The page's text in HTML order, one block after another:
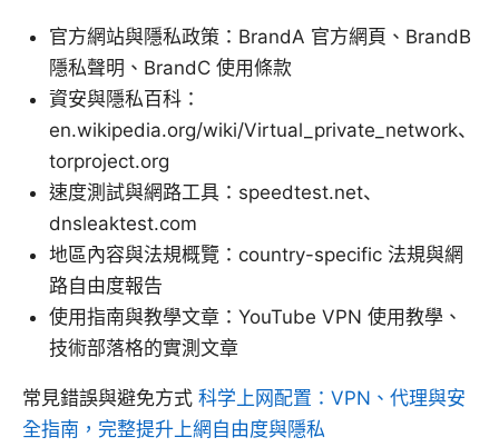
官方網站與隱私政策：BrandA 官方網頁、BrandB
隱私聲明、BrandC 使用條款
資安與隱私百科：
en.wikipedia.org/wiki/Virtual_private_network、
torproject.org
速度測試與網路工具：speedtest.net、
dnsleaktest.com
地區內容與法規概覽：country-specific 法規與網
路自由度報告
使用指南與教學文章：YouTube VPN 使用教學、
技術部落格的實測文章
常見錯誤與避免方式 科学上网配置：VPN、代理與安
全指南，完整提升上網自由度與隱私